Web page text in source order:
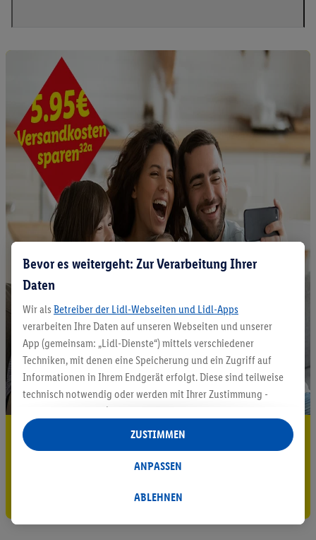
5.95 € Versand sparen³²ᵃ
Jetzt zum Newsletter anmelden
Gutschein sichern!
Bevor es weitergeht: Zur Verarbeitung Ihrer
Daten
Wir als Betreiber der Lidl-Webseiten und Lidl-Apps
verarbeiten Ihre Daten auf unseren Webseiten und unserer
App (gemeinsam: „Lidl-Dienste“) mittels verschiedener
Techniken, mit denen eine Speicherung und ein Zugriff auf
Informationen in Ihrem Endgerät erfolgt. Diese sind teilweise
technisch notwendig oder werden mit Ihrer Zustimmung -
auch durch Partner (u.a.
Verantwortliche; im Zusammenhang mit dem IAB TCF
insgesamt
Statistik-Erstellung oder für personalisierte Werbung
Datenverarbeitungen für personalisierte Werbung werden
ABLEHNEN
ANPASSEN
ZUSTIMMEN